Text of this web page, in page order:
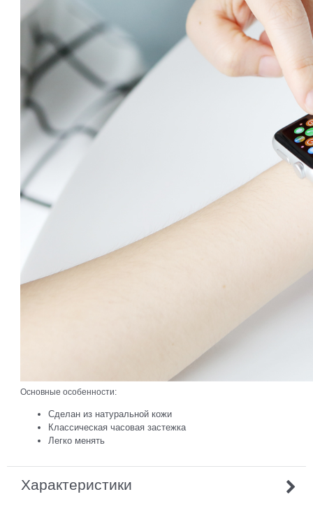
Основные особенности:
Сделан из натуральной кожи
Классическая часовая застежка
Легко менять
Характеристики